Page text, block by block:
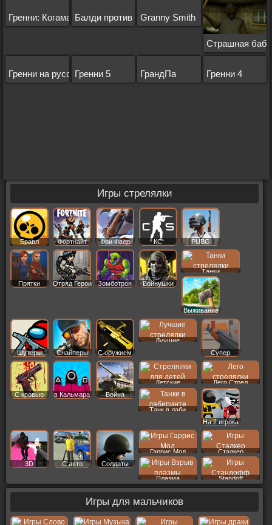
Гренни: Когама Балди против ГренниGranny Smith
Страшная
Гренни на русскомГренни 5 ГрандПа Гренни 4
Игры стрелялки
Бравл
Старс
Фортнайт Фри Фаер КС PUBG
Прятки Отряд Герои Зомботрон Войнушки
Танки
Выживание
Шутеры Снайперы С оружием
Лучшие
Супер
С кровью в Кальмара Война
Детские Лего Стрел
Танк в лаби
На 2 игрока
3D С авто Солдаты
Гаррис Мод Сталкер
Плазма Standoff
Игры для мальчиков